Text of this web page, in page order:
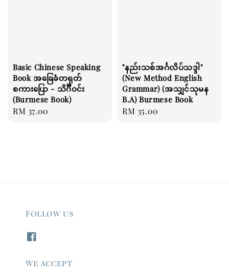
Basic Chinese Speaking
Book အခြေခံတရုတ်
စကားပြော - သိင်္ဂီဝင်း
(Burmese Book)
Regular
RM 37.00
"နည်းသစ်အင်္ဂလိပ်သဒ္ဒါ"
(New Method English
Grammar) (အသျှင်သုမန
B.A) Burmese Book
Regular
RM 35.00
Follow us
We accept